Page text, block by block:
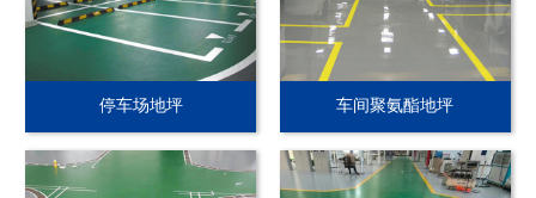
停车场地坪 车间聚氨酯地坪